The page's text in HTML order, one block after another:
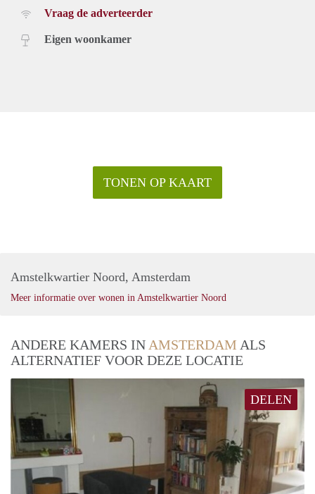
Vraag de adverteerder
Eigen woonkamer
TONEN OP KAART
Amstelkwartier Noord, Amsterdam
Meer informatie over wonen in Amstelkwartier Noord
ANDERE KAMERS IN AMSTERDAM ALS
ALTERNATIEF VOOR DEZE LOCATIE
DELEN